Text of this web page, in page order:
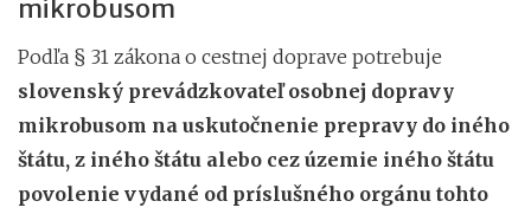
mikrobusom
Podľa § 31 zákona o cestnej doprave potrebuje
slovenský prevádzkovateľ osobnej dopravy
mikrobusom na uskutočnenie prepravy do iného
štátu, z iného štátu alebo cez územie iného štátu
povolenie vydané od príslušného orgánu tohto